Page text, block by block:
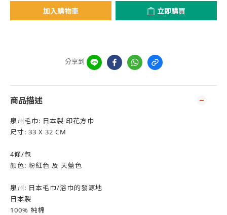
加入購物車 立即購買
分享到
商品描述
泉州毛巾: 日本製 印花方巾
尺寸: 33 X 32 CM
4條/包
顏色: 粉紅色 及 天藍色
泉州: 日本毛巾/浴巾的發源地
日本製
100% 純棉